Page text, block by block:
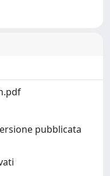
pubblicata